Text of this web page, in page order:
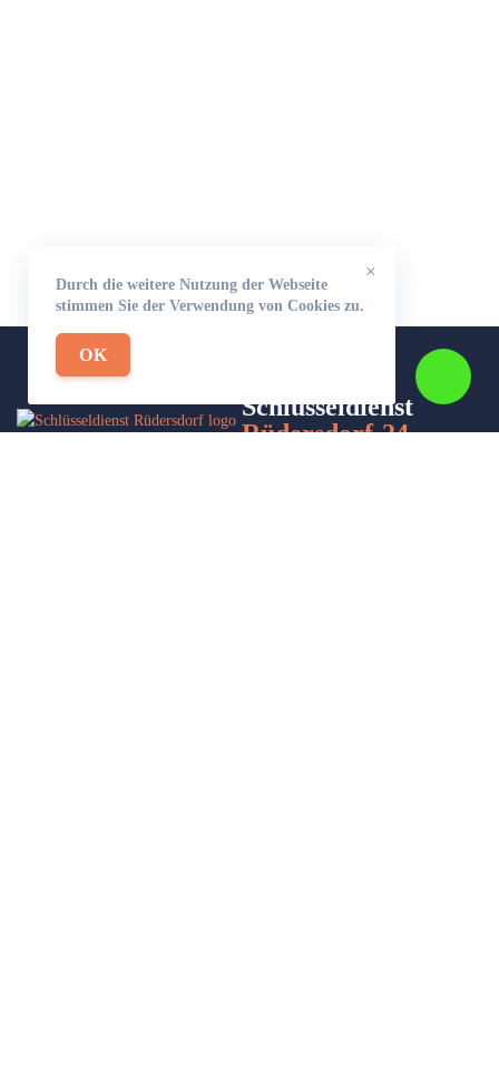
×
Durch die weitere Nutzung der Webseite
stimmen Sie der Verwendung von Cookies zu.
OK
Schlüsseldienst
Rüdersdorf-24